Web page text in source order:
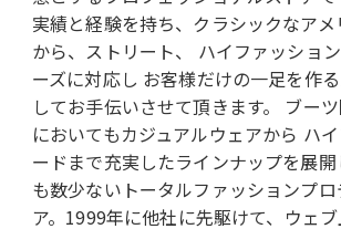
実績と経験を持ち、クラシックなア
から、ストリート、 ハイファッショ
ーズに対応し お客様だけの一足を作
してお手伝いさせて頂きます。 ブー
においてもカジュアルウェアから ハ
ードまで充実したラインナップを展
も数少ないトータルファッションプロ
ア。1999年に他社に先駆けて、ウェ